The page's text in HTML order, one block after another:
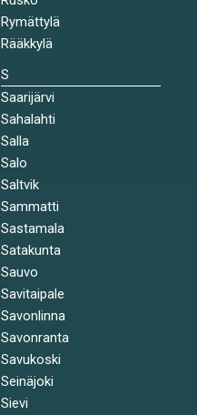
Rymättylä
Rääkkylä
S
Saarijärvi
Sahalahti
Salla
Salo
Saltvik
Sammatti
Sastamala
Satakunta
Sauvo
Savitaipale
Savonlinna
Savonranta
Savukoski
Seinäjoki
Sievi